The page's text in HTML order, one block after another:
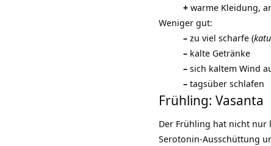
+ warme Kleidung,
Weniger gut:
– zu viel scharfe (katu
– kalte Getränke
– sich kaltem Wind
– tagsüber schlafen
Frühling: Vasanta
Der Frühling hat nicht nur
Serotonin-Ausschüttung